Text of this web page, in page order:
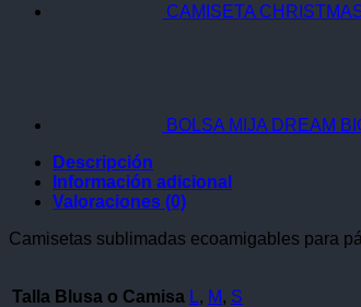
CAMISETA
BOLSA MIJA DREAM
Descripción
Información adicional
Valoraciones (0)
Camisetas sublimadas ecoamigables para
Talla Blusa o Camisa L, M, S